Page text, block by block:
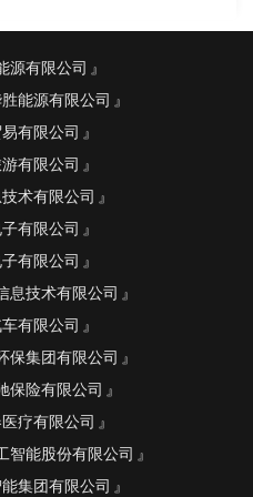
源有限公司
能源有限公司
有限公司
有限公司
术有限公司
有限公司
有限公司
息技术有限公司
有限公司
保集团有限公司
保险有限公司
疗有限公司
智能股份有限公司
集团有限公司